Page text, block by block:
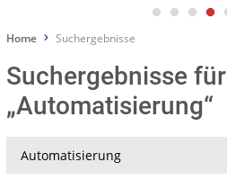
Home Suchergebnisse
Suchergebnisse für
„Automatisierung“